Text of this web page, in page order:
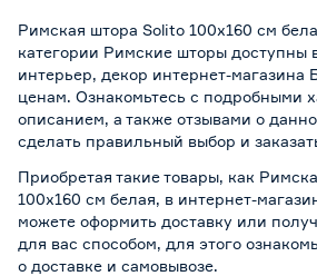
Римская штора Solito 100х160 см
категории Римские шторы доступны
интерьер, декор интернет-магазина
ценам. Ознакомьтесь с подробными
описанием, а также отзывами о
сделать правильный выбор и
Приобретая такие товары, как
100х160 см белая, в интернет-
можете оформить доставку или
для вас способом, для этого
о доставке и самовывозе.